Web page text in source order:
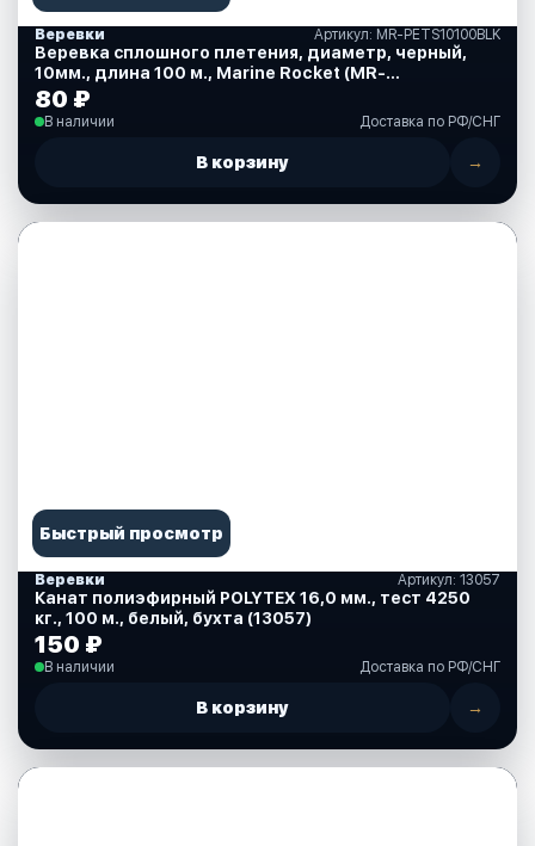
Веревки Артикул: MR-PETS10100BLK
Веревка сплошного плетения, диаметр, черный,
10мм., длина 100 м., Marine Rocket (MR-
PETS10100BLK)
80 ₽
В наличии Доставка по РФ/СНГ
В корзину →
Быстрый просмотр
Веревки Артикул: 13057
Канат полиэфирный POLYTEX 16,0 мм., тест 4250
кг., 100 м., белый, бухта (13057)
150 ₽
В наличии Доставка по РФ/СНГ
В корзину →